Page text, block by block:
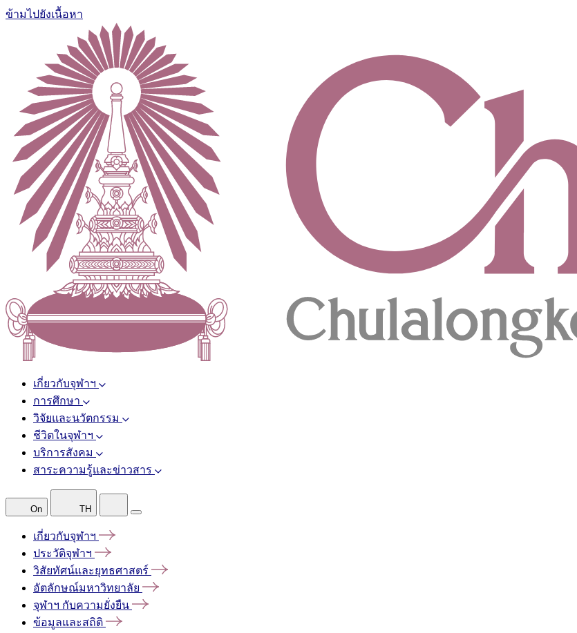
ข้ามไปยังเนื้อหา
เกี่ยวกับจุฬาฯ
การศึกษา
วิจัยและนวัตกรรม
ชีวิตในจุฬาฯ
บริการสังคม
สาระความรู้และข่าวสาร
On TH
เกี่ยวกับจุฬาฯ
ประวัติจุฬาฯ
วิสัยทัศน์และยุทธศาสตร์
อัตลักษณ์มหาวิทยาลัย
จุฬาฯ กับความยั่งยืน
ข้อมูลและสถิติ